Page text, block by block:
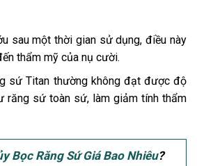
sau một thời gian sử dụng, điều này
thẩm mỹ của nụ cười.
sứ Titan thường không đạt được độ
răng sứ toàn sứ, làm giảm tính thẩm
Bọc Răng Sứ Giá Bao Nhiêu?